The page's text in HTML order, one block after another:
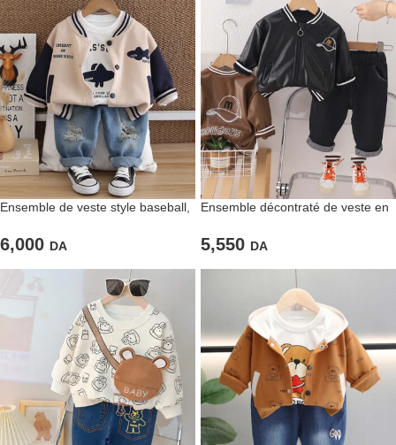
Ensemble de veste style baseball,
délavé
6,000 DA
Ensemble décontraté de veste en
5,550 DA